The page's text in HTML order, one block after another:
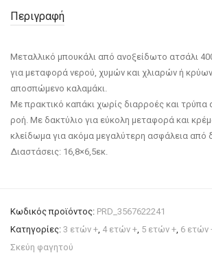
Περιγραφή
Μεταλλικό μπουκάλι από ανοξείδωτο ατσάλι
για μεταφορά νερού, χυμών και χλιαρών ή
αποσπώμενο καλαμάκι.
Με πρακτικό καπάκι χωρίς διαρροές και τρύπα
ροή. Με δακτύλιο για εύκολη μεταφορά και
κλείδωμα για ακόμα μεγαλύτερη ασφάλεια από
Διαστάσεις: 16,8×6,5εκ.
Κωδικός προϊόντος: PRD_3567622241
Κατηγορίες: 3 ετών +, 4 ετών +, 5 ετών +, 6 ετών
Σκεύη φαγητού